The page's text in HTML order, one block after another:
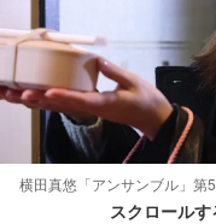
横田真悠「アンサンブル」第
スクロール